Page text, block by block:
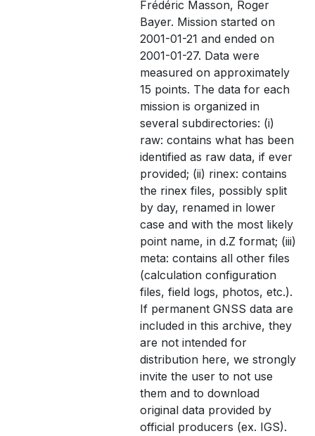
Frédéric Masson, Roger
Bayer. Mission started on
2001-01-21 and ended on
2001-01-27. Data were
measured on approximately
15 points. The data for each
mission is organized in
several subdirectories: (i)
raw: contains what has been
identified as raw data, if ever
provided; (ii) rinex: contains
the rinex files, possibly split
by day, renamed in lower
case and with the most likely
point name, in d.Z format; (iii)
meta: contains all other files
(calculation configuration
files, field logs, photos, etc.).
If permanent GNSS data are
included in this archive, they
are not intended for
distribution here, we strongly
invite the user to not use
them and to download
original data provided by
official producers (ex. IGS).